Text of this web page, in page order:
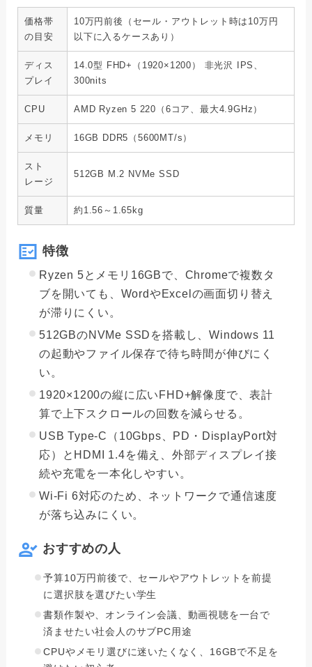
価格帯
の目安
10万円前後（セール・アウトレット時は10万円
以下に入るケースあり）
ディス
プレイ
14.0型 FHD+（1920×1200） 非光沢 IPS、
300nits
CPU AMD Ryzen 5 220（6コア、最大4.9GHz）
メモリ 16GB DDR5（5600MT/s）
スト
レージ
512GB M.2 NVMe SSD
質量 約1.56～1.65kg
特徴
Ryzen 5とメモリ16GBで、Chromeで複数タ
ブを開いても、WordやExcelの画面切り替え
が滞りにくい。
512GBのNVMe SSDを搭載し、Windows 11
の起動やファイル保存で待ち時間が伸びにく
い。
1920×1200の縦に広いFHD+解像度で、表計
算で上下スクロールの回数を減らせる。
USB Type-C（10Gbps、PD・DisplayPort対
応）とHDMI 1.4を備え、外部ディスプレイ接
続や充電を一本化しやすい。
Wi-Fi 6対応のため、ネットワークで通信速度
が落ち込みにくい。
おすすめの人
予算10万円前後で、セールやアウトレットを前提
に選択肢を選びたい学生
書類作製や、オンライン会議、動画視聴を一台で
済ませたい社会人のサブPC用途
CPUやメモリ選びに迷いたくなく、16GBで不足を